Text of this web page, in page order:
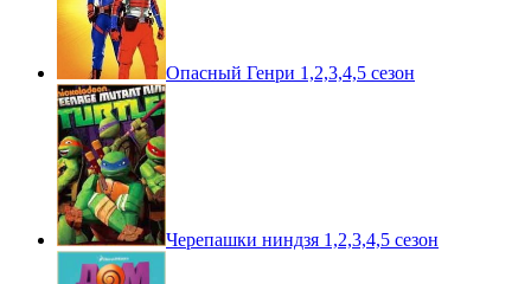
Опасный Генри 1,2,3,4,5 сезон
Черепашки ниндзя 1,2,3,4,5 сезон